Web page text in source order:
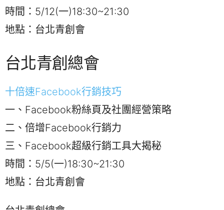
時間：5/12(一)18:30~21:30
地點：台北青創會
台北青創總會
十倍速Facebook行銷技巧
一、Facebook粉絲頁及社團經營策略
二、倍增Facebook行銷力
三、Facebook超級行銷工具大揭秘
時間：5/5(一)18:30~21:30
地點：台北青創會